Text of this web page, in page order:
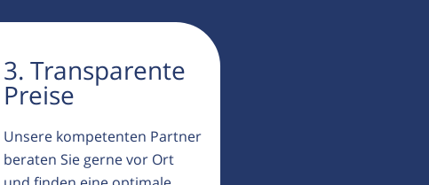
3. Transparente
Preise
Unsere kompetenten Partner
beraten Sie gerne vor Ort